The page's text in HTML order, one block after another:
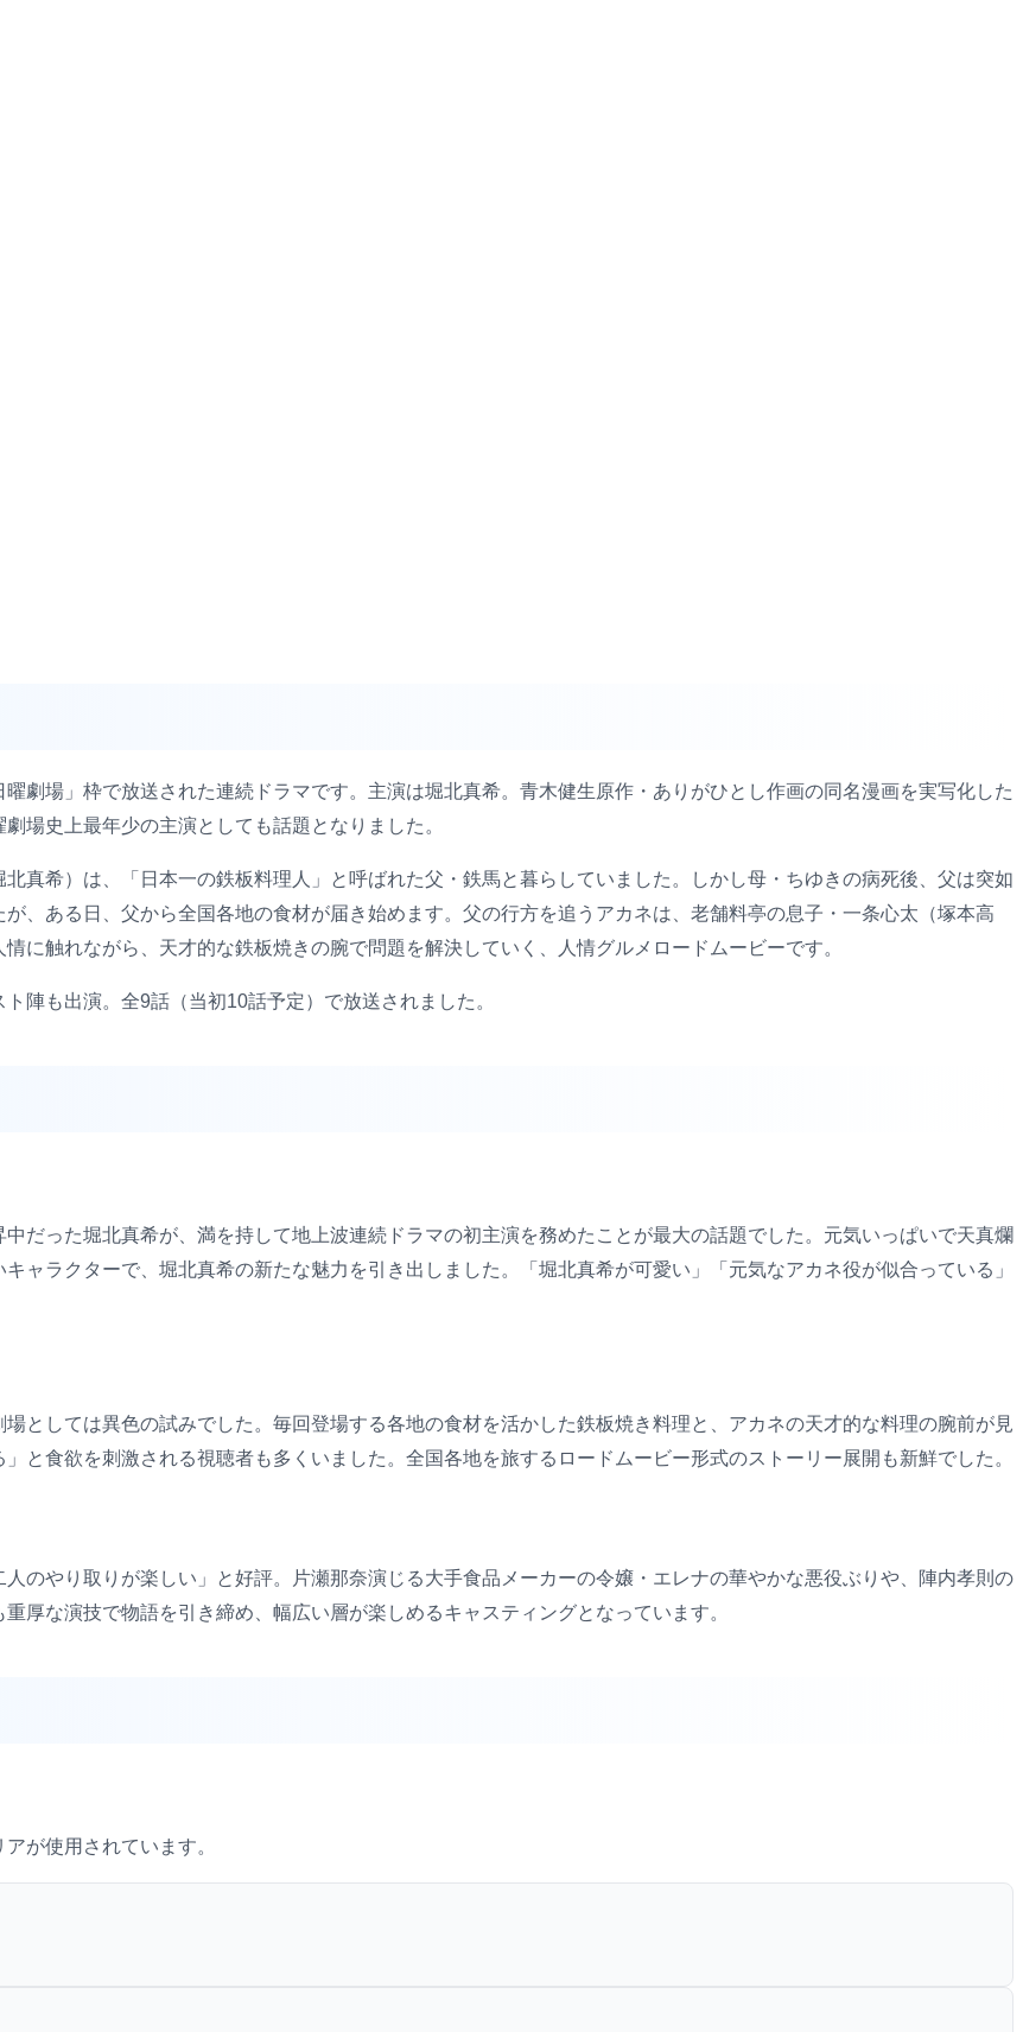
劇場」枠で放送された連続ドラマです。主演は堀北真希。青木健生原作・ありがひとし作画の同名漫画を実写化した
場史上最年少の主演としても話題となりました。
真希）は、「日本一の鉄板料理人」と呼ばれた父・鉄馬と暮らしていました。しかし母・ちゆきの病死後、父は突如
、ある日、父から全国各地の食材が届き始めます。父の行方を追うアカネは、老舗料亭の息子・一条心太（塚本高
に触れながら、天才的な鉄板焼きの腕で問題を解決していく、人情グルメロードムービーです。
陣も出演。全9話（当初10話予定）で放送されました。
だった堀北真希が、満を持して地上波連続ドラマの初主演を務めたことが最大の話題でした。元気いっぱいで天真爛
ャラクターで、堀北真希の新たな魅力を引き出しました。「堀北真希が可愛い」「元気なアカネ役が似合っている」
としては異色の試みでした。毎回登場する各地の食材を活かした鉄板焼き料理と、アカネの天才的な料理の腕前が見
と食欲を刺激される視聴者も多くいました。全国各地を旅するロードムービー形式のストーリー展開も新鮮でした。
のやり取りが楽しい」と好評。片瀬那奈演じる大手食品メーカーの令嬢・エレナの華やかな悪役ぶりや、陣内孝則の
厚な演技で物語を引き締め、幅広い層が楽しめるキャスティングとなっています。
が使用されています。